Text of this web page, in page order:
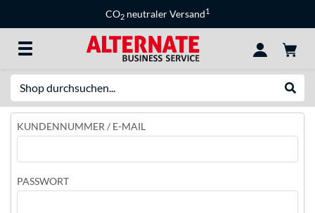
CO2 neutraler Versand1
KUNDENNUMMER / E-MAIL
PASSWORT